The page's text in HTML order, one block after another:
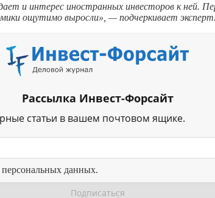
и интерес иностранных инвесторов к ней.
ощутимо выросли», — подчеркивает эксперт.
Рассылка Инвест-Форсайт
статьи в вашем почтовом ящике.
персональных данных.